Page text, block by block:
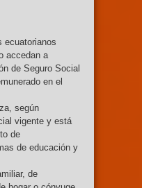
ecuatorianos
accedan a
de Seguro Social
en el
según
vigente y está
de
de educación y
de